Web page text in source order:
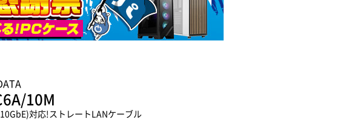
10M
対応!ストレートLANケーブル